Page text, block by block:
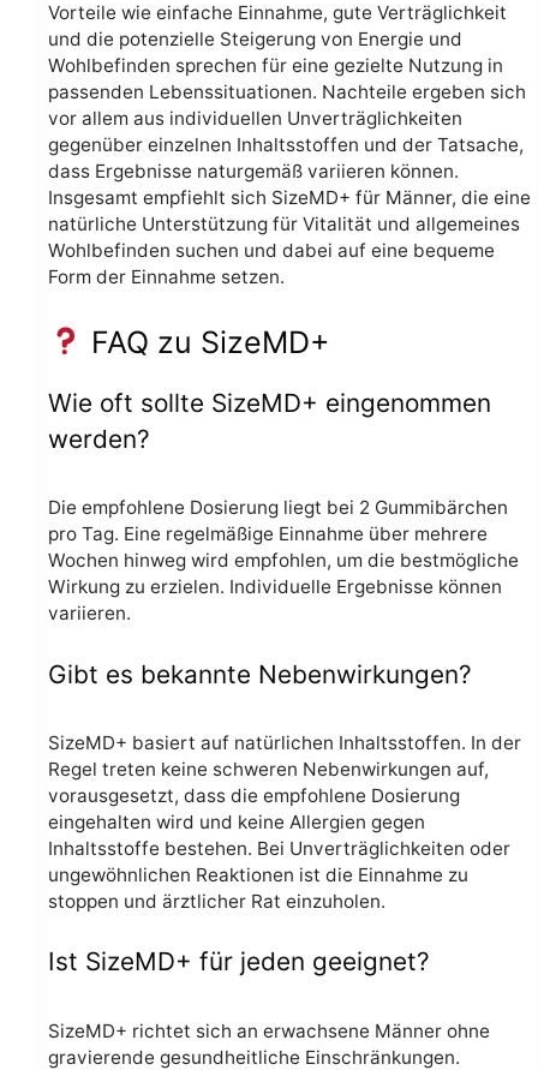
Vorteile wie einfache Einnahme, gute Verträglichkeit
und die potenzielle Steigerung von Energie und
Wohlbefinden sprechen für eine gezielte Nutzung in
passenden Lebenssituationen. Nachteile ergeben sich
vor allem aus individuellen Unverträglichkeiten
gegenüber einzelnen Inhaltsstoffen und der Tatsache,
dass Ergebnisse naturgemäß variieren können.
Insgesamt empfiehlt sich SizeMD+ für Männer, die eine
natürliche Unterstützung für Vitalität und allgemeines
Wohlbefinden suchen und dabei auf eine bequeme
Form der Einnahme setzen.
FAQ zu SizeMD+
Wie oft sollte SizeMD+ eingenommen
werden?
Die empfohlene Dosierung liegt bei 2 Gummibärchen
pro Tag. Eine regelmäßige Einnahme über mehrere
Wochen hinweg wird empfohlen, um die bestmögliche
Wirkung zu erzielen. Individuelle Ergebnisse können
variieren.
Gibt es bekannte Nebenwirkungen?
SizeMD+ basiert auf natürlichen Inhaltsstoffen. In der
Regel treten keine schweren Nebenwirkungen auf,
vorausgesetzt, dass die empfohlene Dosierung
eingehalten wird und keine Allergien gegen
Inhaltsstoffe bestehen. Bei Unverträglichkeiten oder
ungewöhnlichen Reaktionen ist die Einnahme zu
stoppen und ärztlicher Rat einzuholen.
Ist SizeMD+ für jeden geeignet?
SizeMD+ richtet sich an erwachsene Männer ohne
gravierende gesundheitliche Einschränkungen.